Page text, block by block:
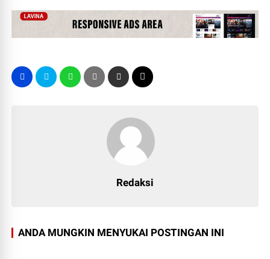
Redaksi
ANDA MUNGKIN MENYUKAI POSTINGAN INI